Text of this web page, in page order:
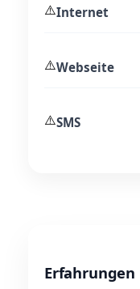
⚠️Internet
⚠️Webseite
⚠️SMS